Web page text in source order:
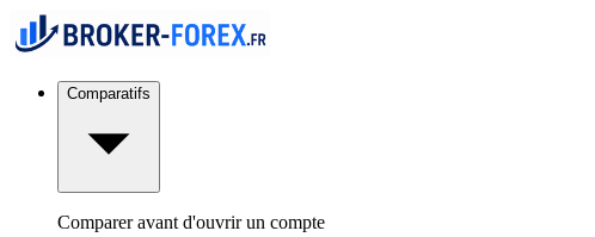
Comparatifs
Comparer avant d'ouvrir un compte